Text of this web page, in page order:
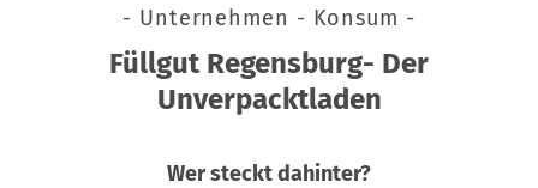
- Unternehmen - Konsum -
Füllgut Regensburg- Der
Unverpacktladen
Wer steckt dahinter?